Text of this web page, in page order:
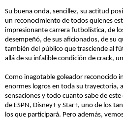
Su buena onda, sencillez, su actitud
un reconocimiento de todos quienes
impresionante carrera futbolística, de
desempeñó, de sus aficionados, de su
también del público que trasciende al
allá de su infalible condición de crack,
Como inagotable goleador reconocido
enormes logros en toda su trayectoria,
sensaciones y todo cuanto sabe de
de ESPN, Disney+ y Star+, uno de los
los que participará. Pero además,